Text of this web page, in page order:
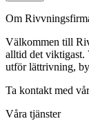
Om
Välkommen till
alltid det viktigast.
utför lättrivning,
Ta kontakt med
Våra tjänster